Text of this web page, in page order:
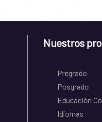
Nuestros
Pregrado
Posgrado
Educación
Idiomas